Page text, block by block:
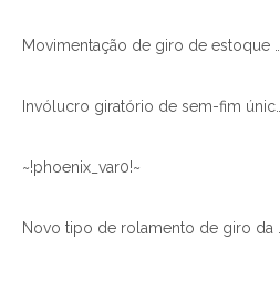
~!phoenix_var0!~